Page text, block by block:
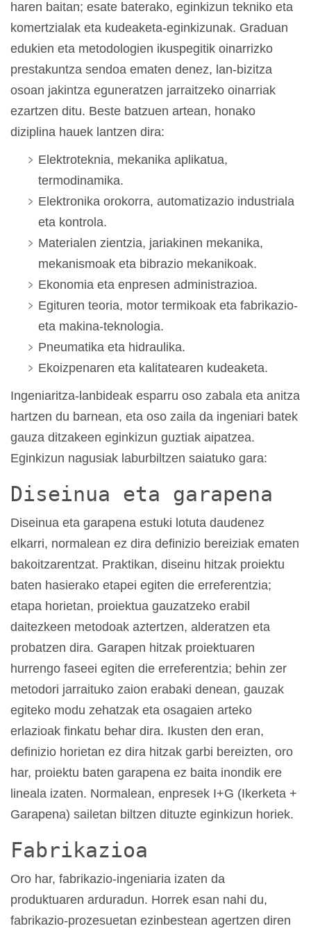
haren baitan; esate baterako, eginkizun tekniko eta
komertzialak eta kudeaketa-eginkizunak. Graduan
edukien eta metodologien ikuspegitik oinarrizko
prestakuntza sendoa ematen denez, lan-bizitza
osoan jakintza eguneratzen jarraitzeko oinarriak
ezartzen ditu. Beste batzuen artean, honako
diziplina hauek lantzen dira:
Elektroteknia, mekanika aplikatua,
termodinamika.
Elektronika orokorra, automatizazio industriala
eta kontrola.
Materialen zientzia, jariakinen mekanika,
mekanismoak eta bibrazio mekanikoak.
Ekonomia eta enpresen administrazioa.
Egituren teoria, motor termikoak eta fabrikazio-
eta makina-teknologia.
Pneumatika eta hidraulika.
Ekoizpenaren eta kalitatearen kudeaketa.
Ingeniaritza-lanbideak esparru oso zabala eta anitza
hartzen du barnean, eta oso zaila da ingeniari batek
gauza ditzakeen eginkizun guztiak aipatzea.
Eginkizun nagusiak laburbiltzen saiatuko gara:
Diseinua eta garapena
Diseinua eta garapena estuki lotuta daudenez
elkarri, normalean ez dira definizio bereiziak ematen
bakoitzarentzat. Praktikan, diseinu hitzak proiektu
baten hasierako etapei egiten die erreferentzia;
etapa horietan, proiektua gauzatzeko erabil
daitezkeen metodoak aztertzen, alderatzen eta
probatzen dira. Garapen hitzak proiektuaren
hurrengo faseei egiten die erreferentzia; behin zer
metodori jarraituko zaion erabaki denean, gauzak
egiteko modu zehatzak eta osagaien arteko
erlazioak finkatu behar dira. Ikusten den eran,
definizio horietan ez dira hitzak garbi bereizten, oro
har, proiektu baten garapena ez baita inondik ere
lineala izaten. Normalean, enpresek I+G (Ikerketa +
Garapena) sailetan biltzen dituzte eginkizun horiek.
Fabrikazioa
Oro har, fabrikazio-ingeniaria izaten da
produktuaren arduradun. Horrek esan nahi du,
fabrikazio-prozesuetan ezinbestean agertzen diren